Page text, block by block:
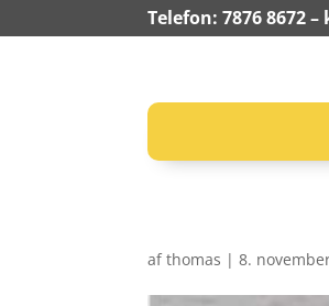
Telefon: 7876 8672 –
afthomas |8.